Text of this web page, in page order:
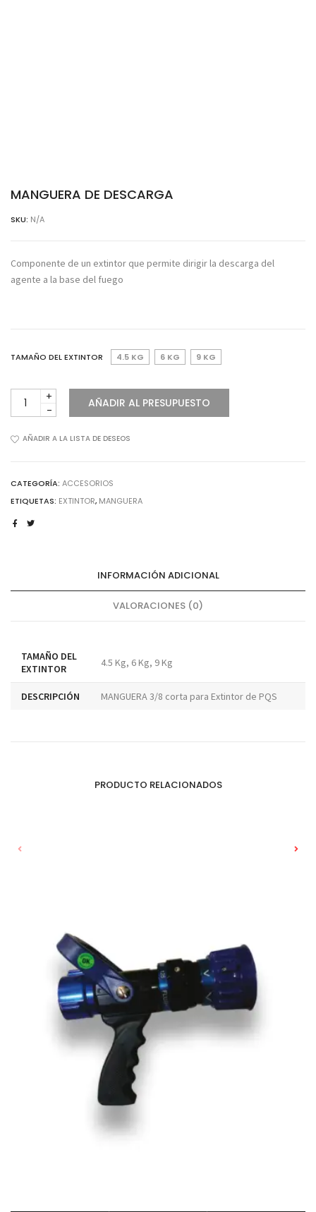
MANGUERA DE DESCARGA
SKU: N/A
Componente de un extintor que permite dirigir la descarga del
agente a la base del fuego
TAMAÑO DEL EXTINTOR 4.5 KG 6 KG 9 KG
MANGUERA
cantidad
AÑADIR AL PRESUPUESTO
AÑADIR A LA LISTA DE DESEOS
CATEGORÍA: ACCESORIOS
ETIQUETAS: EXTINTOR, MANGUERA
INFORMACIÓN ADICIONAL
VALORACIONES (0)
TAMAÑO DEL
EXTINTOR
4.5 Kg, 6 Kg, 9 Kg
DESCRIPCIÓN MANGUERA 3/8 corta para Extintor de PQS
PRODUCTO RELACIONADOS